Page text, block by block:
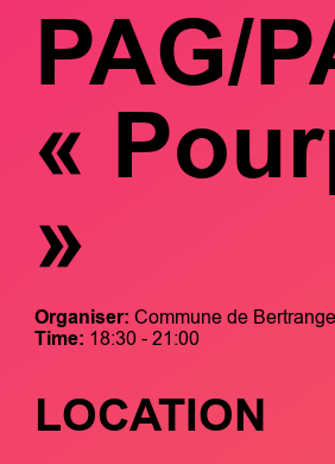
PAG/
«
»
Organiser: Commune de Bertrange
Time: 18:30 - 21:00
LOCATION